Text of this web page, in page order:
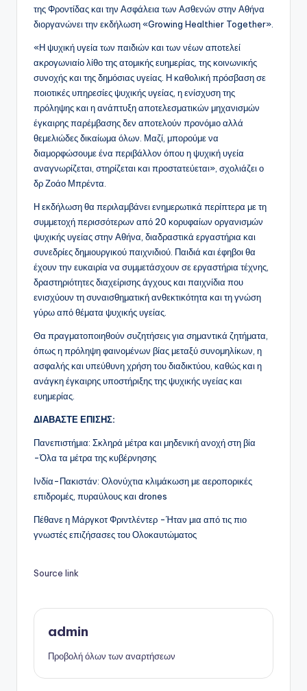
της Φροντίδας και την Ασφάλεια των Ασθενών στην Αθήνα
διοργανώνει την εκδήλωση «Growing Healthier Together».
«Η ψυχική υγεία των παιδιών και των νέων αποτελεί
ακρογωνιαίο λίθο της ατομικής ευημερίας, της κοινωνικής
συνοχής και της δημόσιας υγείας. Η καθολική πρόσβαση σε
ποιοτικές υπηρεσίες ψυχικής υγείας, η ενίσχυση της
πρόληψης και η ανάπτυξη αποτελεσματικών μηχανισμών
έγκαιρης παρέμβασης δεν αποτελούν προνόμιο αλλά
θεμελιώδες δικαίωμα όλων. Μαζί, μπορούμε να
διαμορφώσουμε ένα περιβάλλον όπου η ψυχική υγεία
αναγνωρίζεται, στηρίζεται και προστατεύεται», σχολιάζει ο
δρ Ζοάο Μπρέντα.
Η εκδήλωση θα περιλαμβάνει ενημερωτικά περίπτερα με τη
συμμετοχή περισσότερων από 20 κορυφαίων οργανισμών
ψυχικής υγείας στην Αθήνα, διαδραστικά εργαστήρια και
συνεδρίες δημιουργικού παιχνιδιού. Παιδιά και έφηβοι θα
έχουν την ευκαιρία να συμμετάσχουν σε εργαστήρια τέχνης,
δραστηριότητες διαχείρισης άγχους και παιχνίδια που
ενισχύουν τη συναισθηματική ανθεκτικότητα και τη γνώση
γύρω από θέματα ψυχικής υγείας.
Θα πραγματοποιηθούν συζητήσεις για σημαντικά ζητήματα,
όπως η πρόληψη φαινομένων βίας μεταξύ συνομηλίκων, η
ασφαλής και υπεύθυνη χρήση του διαδικτύου, καθώς και η
ανάγκη έγκαιρης υποστήριξης της ψυχικής υγείας και
ευημερίας.
ΔΙΑΒΑΣΤΕ ΕΠΙΣΗΣ:
Πανεπιστήμια: Σκληρά μέτρα και μηδενική ανοχή στη βία
-Όλα τα μέτρα της κυβέρνησης
Ινδία-Πακιστάν: Ολονύχτια κλιμάκωση με αεροπορικές
επιδρομές, πυραύλους και drones
Πέθανε η Μάργκοτ Φριντλέντερ -Ήταν μια από τις πιο
γνωστές επιζήσασες του Ολοκαυτώματος
Source link
admin
Προβολή όλων των αναρτήσεων